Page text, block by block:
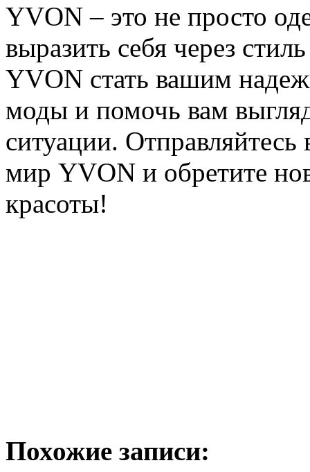
YVON – это не просто
выразить себя через
YVON стать вашим
моды и помочь вам
ситуации. Отправляйтесь
мир YVON и обретите
красоты!
Похожие записи: